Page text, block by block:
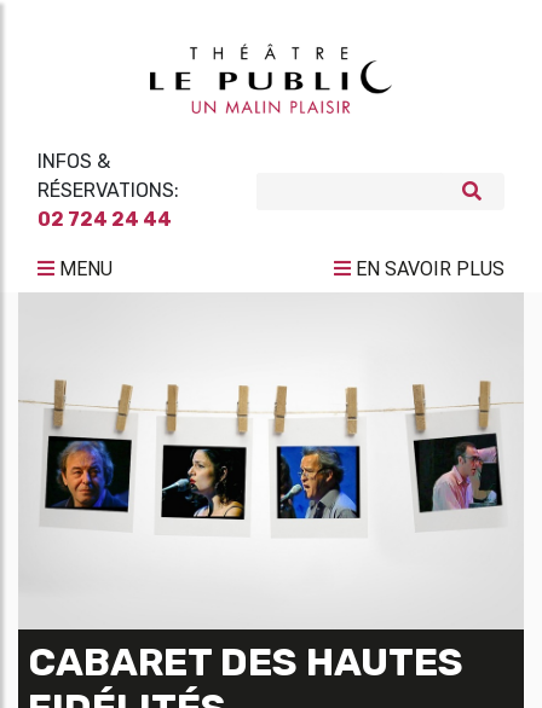
INFOS &
RÉSERVATIONS:
02 724 24 44
MENU EN SAVOIR PLUS
CABARET DES HAUTES